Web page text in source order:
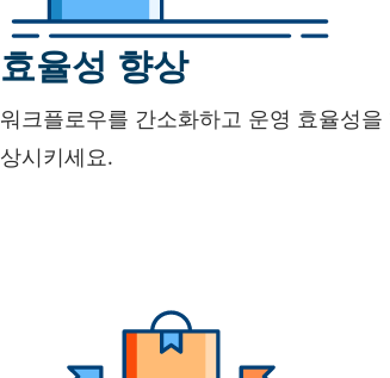
효율성 향상
워크플로우를 간소화하고 운영 효율성을
상시키세요.